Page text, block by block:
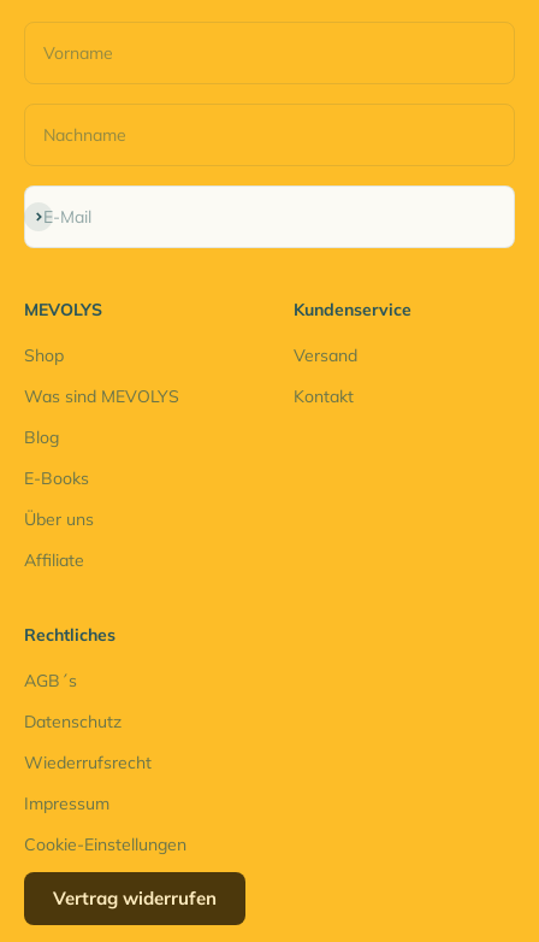
Vorname
Nachname
E-Mail
Abonnieren
MEVOLYS
Shop
Was sind MEVOLYS
Blog
E-Books
Über uns
Affiliate
Kundenservice
Versand
Kontakt
Rechtliches
AGB´s
Datenschutz
Wiederrufsrecht
Impressum
Cookie-Einstellungen
Vertrag widerrufen